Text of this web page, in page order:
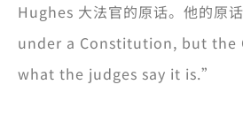
Hughes 大法官的原话。他的原
under a Constitution, but the
what the judges say it is.”